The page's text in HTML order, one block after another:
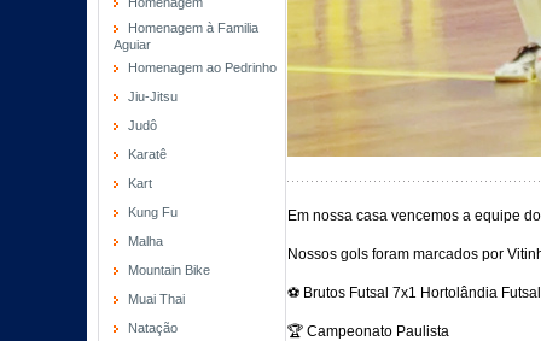
Homenagem à Familia
Aguiar
Homenagem ao Pedrinho
Jiu-Jitsu
Judô
Karatê
Kart
Kung Fu
Malha
Mountain Bike
Muai Thai
Natação
Em nossa casa vencemos a equipe
Nossos gols foram marcados por
⚽️ Brutos Futsal 7x1 Hortolândia Futsal
🏆 Campeonato Paulista